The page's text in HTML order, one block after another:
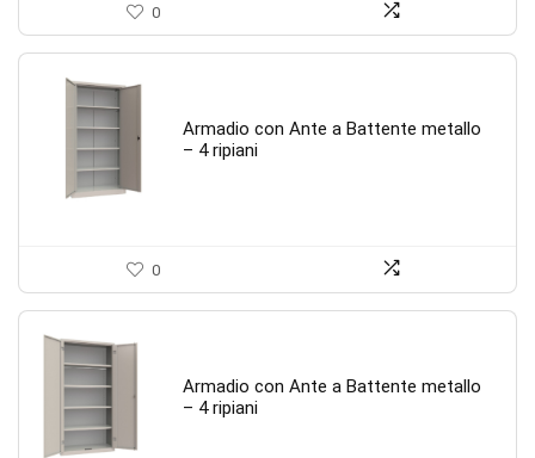
0
Armadio con Ante a Battente metallo
– 4 ripiani
0
Armadio con Ante a Battente metallo
– 4 ripiani